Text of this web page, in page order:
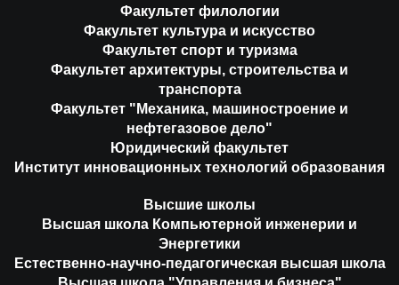
Факультет филологии
Факультет культура и искусство
Факультет спорт и туризма
Факультет архитектуры, строительства и
транспорта
Факультет "Механика, машиностроение и
нефтегазовое дело"
Юридический факультет
Институт инновационных технологий образования
Высшие школы
Высшая школа Компьютерной инженерии и
Энергетики
Естественно-научно-педагогическая высшая школа